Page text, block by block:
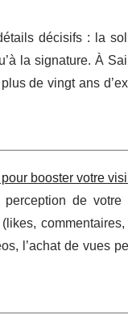
décisifs : la
la signature. À
de vingt ans
booster votre
de votre
l’achat de vues